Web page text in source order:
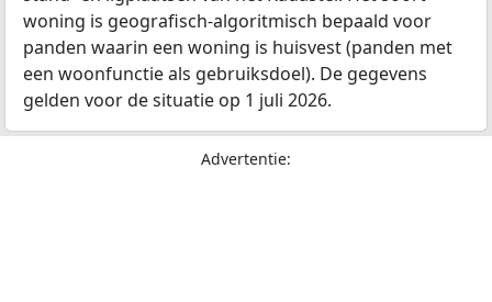
woning is geografisch-algoritmisch bepaald voor
panden waarin een woning is huisvest (panden met
een woonfunctie als gebruiksdoel). De gegevens
gelden voor de situatie op 1 juli 2026.
Advertentie: